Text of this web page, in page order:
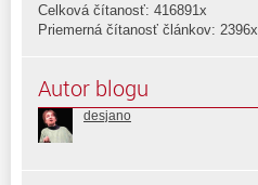
Celková čítanosť: 416891x
Priemerná čítanosť článkov: 2396x
Autor blogu
desjano